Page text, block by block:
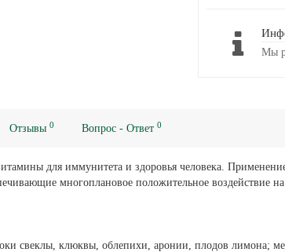
Мы
Отзывы 0 Вопрос - Ответ 0
для иммунитета и здоровья человека.
многоплановое положительное воздействие
свеклы, клюквы, облепихи, аронии, плодов лимона;